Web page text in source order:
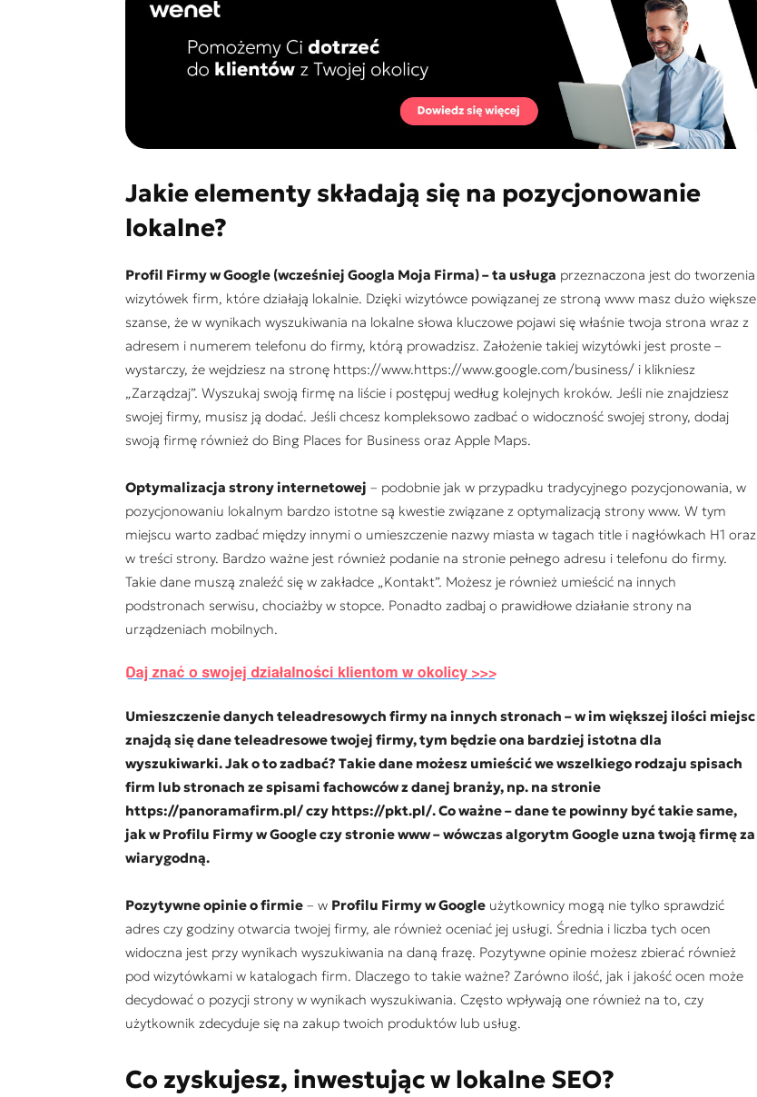
Jakie elementy składają się na pozycjonowanie
lokalne?
Profil Firmy w Google (wcześniej Googla Moja Firma) – ta usługa przeznaczona jest do tworzenia
wizytówek firm, które działają lokalnie. Dzięki wizytówce powiązanej ze stroną www masz dużo większe
szanse, że w wynikach wyszukiwania na lokalne słowa kluczowe pojawi się właśnie twoja strona wraz z
adresem i numerem telefonu do firmy, którą prowadzisz. Założenie takiej wizytówki jest proste –
wystarczy, że wejdziesz na stronę https://www.https://www.google.com/business/ i klikniesz
„Zarządzaj”. Wyszukaj swoją firmę na liście i postępuj według kolejnych kroków. Jeśli nie znajdziesz
swojej firmy, musisz ją dodać. Jeśli chcesz kompleksowo zadbać o widoczność swojej strony, dodaj
swoją firmę również do Bing Places for Business oraz Apple Maps.
Optymalizacja strony internetowej – podobnie jak w przypadku tradycyjnego pozycjonowania, w
pozycjonowaniu lokalnym bardzo istotne są kwestie związane z optymalizacją strony www. W tym
miejscu warto zadbać między innymi o umieszczenie nazwy miasta w tagach title i nagłówkach H1 oraz
w treści strony. Bardzo ważne jest również podanie na stronie pełnego adresu i telefonu do firmy.
Takie dane muszą znaleźć się w zakładce „Kontakt”. Możesz je również umieścić na innych
podstronach serwisu, chociażby w stopce. Ponadto zadbaj o prawidłowe działanie strony na
urządzeniach mobilnych.
Umieszczenie danych teleadresowych firmy na innych stronach – w im większej ilości miejsc
znajdą się dane teleadresowe twojej firmy, tym będzie ona bardziej istotna dla
wyszukiwarki. Jak o to zadbać? Takie dane możesz umieścić we wszelkiego rodzaju spisach
firm lub stronach ze spisami fachowców z danej branży, np. na stronie
https://panoramafirm.pl/ czy https://pkt.pl/. Co ważne – dane te powinny być takie same,
jakw Profilu Firmy w Googleczy stronie www – wówczas algorytm Google uzna twoją firmę za
wiarygodną.
Pozytywne opinie o firmie – w Profilu Firmy w Google użytkownicy mogą nie tylko sprawdzić
adres czy godziny otwarcia twojej firmy, ale również oceniać jej usługi. Średnia i liczba tych ocen
widoczna jest przy wynikach wyszukiwania na daną frazę. Pozytywne opinie możesz zbierać również
pod wizytówkami w katalogach firm. Dlaczego to takie ważne? Zarówno ilość, jak i jakość ocen może
decydować o pozycji strony w wynikach wyszukiwania. Często wpływają one również na to, czy
użytkownik zdecyduje się na zakup twoich produktów lub usług.
Co zyskujesz, inwestując w lokalne SEO?